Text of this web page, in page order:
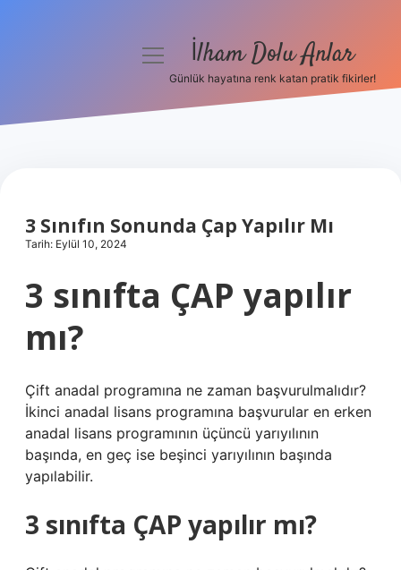
Hakkımızda
menüyü İlham Dolu Anlar
Günlük hayatına renk katan pratik fikirler!
3 Sınıfın Sonunda Çap Yapılır Mı
Tarih: Eylül 10, 2024
3 sınıfta ÇAP yapılır
mı?
Çift anadal programına ne zaman başvurulmalıdır?
İkinci anadal lisans programına başvurular en erken
anadal lisans programının üçüncü yarıyılının
başında, en geç ise beşinci yarıyılının başında
yapılabilir.
3 sınıfta ÇAP yapılır mı?